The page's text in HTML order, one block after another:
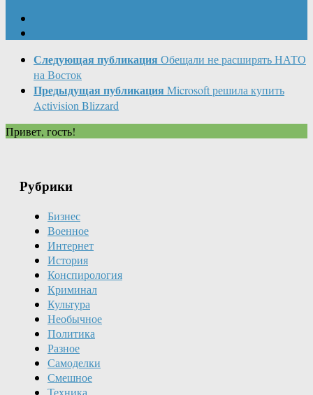
Следующая публикация Обещали не расширять НАТО
на Восток
Предыдущая публикация Microsoft решила купить
Activision Blizzard
Привет, гость!
Рубрики
Бизнес
Военное
Интернет
История
Конспирология
Криминал
Культура
Необычное
Политика
Разное
Самоделки
Смешное
Техника